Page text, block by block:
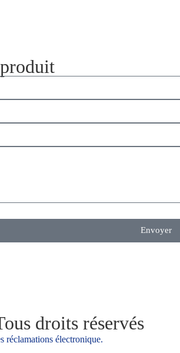
Envoyer
droits réservés
réclamations électronique.